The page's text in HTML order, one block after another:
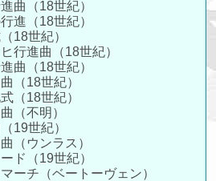
曲（18世紀）
進（18世紀）
18世紀）
行進曲（18世紀）
曲（18世紀）
（18世紀）
（18世紀）
（不明）
19世紀）
（ウンラス）
ド（19世紀）
ーチ（ベートーヴェン）